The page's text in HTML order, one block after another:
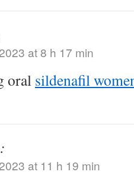
at 8 h 17 min
oral sildenafil
at 11 h 19 min